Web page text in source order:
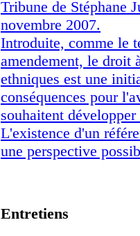
Tribune de Stéphane
novembre 2007.
Introduite, comme le
amendement, le droit
ethniques est une
conséquences pour
souhaitent
L'existence d'un
une perspective
Entretiens